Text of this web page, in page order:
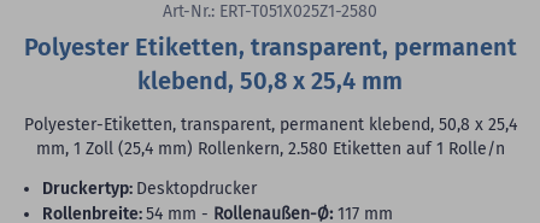
Art-Nr.: ERT-T051X025Z1-2580
Polyester Etiketten, transparent, permanent
klebend, 50,8 x 25,4 mm
Polyester-Etiketten, transparent, permanent klebend, 50,8 x 25,4
mm, 1 Zoll (25,4 mm) Rollenkern, 2.580 Etiketten auf 1 Rolle/n
Druckertyp: Desktopdrucker
Rollenbreite:54 mm - Rollenaußen-Ø: 117 mm